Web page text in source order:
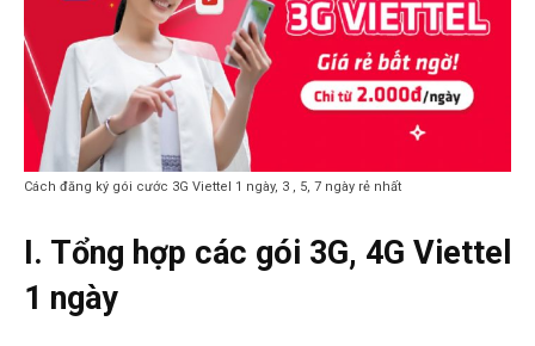
Cách đăng ký gói cước 3G Viettel 1 ngày, 3 , 5, 7 ngày rẻ nhất
I. Tổng hợp các gói 3G, 4G Viettel
1 ngày